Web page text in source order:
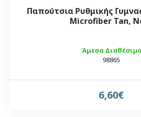
Άμεσα Διαθέσιμο
98865
Παπούτσια Ρυθμικής
Microfiber Tan,
6,60€